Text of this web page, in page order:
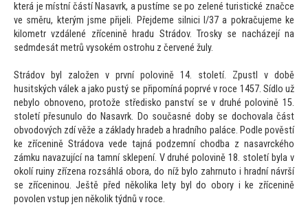
která je místní částí Nasavrk, a pustíme se po zelené turistické značce
ve směru, kterým jsme přijeli. Přejdeme silnici I/37 a pokračujeme ke
kilometr vzdálené zřícenině hradu Strádov. Trosky se nacházejí na
sedmdesát metrů vysokém ostrohu z červené žuly.
Strádov byl založen v první polovině 14. století. Zpustl v době
husitských válek a jako pustý se připomíná poprvé v roce 1457. Sídlo už
nebylo obnoveno, protože středisko panství se v druhé polovině 15.
století přesunulo do Nasavrk. Do současné doby se dochovala část
obvodových zdí věže a základy hradeb a hradního paláce. Podle pověstí
ke zřícenině Strádova vede tajná podzemní chodba z nasavrckého
zámku navazující na tamní sklepení. V druhé polovině 18. století byla v
okolí ruiny zřízena rozsáhlá obora, do níž bylo zahrnuto i hradní návrší
se zříceninou. Ještě před několika lety byl do obory i ke zřícenině
povolen vstup jen několik týdnů v roce.